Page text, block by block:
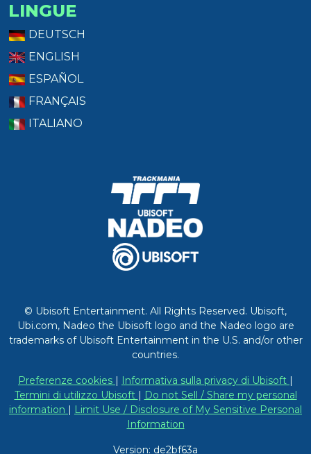
LINGUE
DEUTSCH
ENGLISH
ESPAÑOL
FRANÇAIS
ITALIANO
© Ubisoft Entertainment. All Rights Reserved. Ubisoft,
Ubi.com, Nadeo the Ubisoft logo and the Nadeo logo are
trademarks of Ubisoft Entertainment in the U.S. and/or other
countries.
Preferenze cookies | Informativa sulla privacy di Ubisoft |
Termini di utilizzo Ubisoft | Do not Sell / Share my personal
information | Limit Use / Disclosure of My Sensitive Personal
Information
Version: de2bf63a